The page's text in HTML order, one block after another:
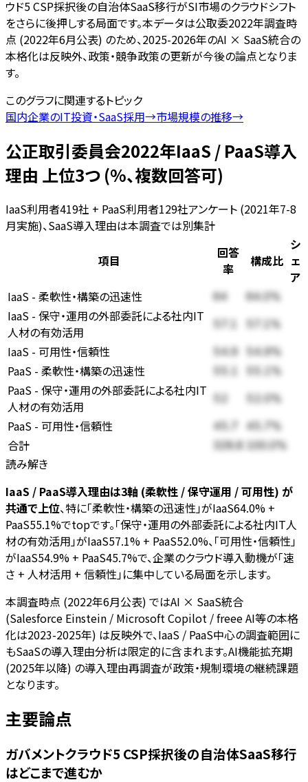
ウド5 CSP採択後の自治体SaaS移行がSI市場のクラウドシフト
をさらに後押しする局面です。本データは公取委2022年調査時
点 (2022年6月公表) のため、2025-2026年のAI × SaaS統合の
本格化は反映外、政策・競争政策の更新が今後の論点となりま
す。
このグラフに関連するトピック
国内企業のIT投資・SaaS採用→市場規模の推移→
公正取引委員会2022年IaaS / PaaS導入
理由 上位3つ (%、複数回答可)
IaaS利用者419社 + PaaS利用者129社アンケート (2021年7-8
月実施)、SaaS導入理由は本調査では別集計
項目
回答
率
構成比
シ
ェ
ア
IaaS - 柔軟性・構築の迅速性
64 64.0%
IaaS - 保守・運用の外部委託による社内IT
人材の有効活用
%
IaaS - 可用性・信頼性 54.9 54.9%
PaaS - 柔軟性・構築の迅速性 %
PaaS - 保守・運用の外部委託による社内IT
人材の有効活用
52.0%
PaaS - 可用性・信頼性 45.7 45.7%
合計 328.8 100.0%
読み解き
IaaS / PaaS導入理由は3軸 (柔軟性 / 保守運用 / 可用性) が
共通で上位、特に「柔軟性・構築の迅速性」がIaaS64.0% +
PaaS55.1%でtopです。「保守・運用の外部委託による社内IT人
材の有効活用」がIaaS57.1% + PaaS52.0%、「可用性・信頼性」
がIaaS54.9% + PaaS45.7%で、企業のクラウド導入動機が「速
さ + 人材活用 + 信頼性」に集中している局面を示します。
本調査時点 (2022年6月公表) ではAI × SaaS統合
(Salesforce Einstein / Microsoft Copilot / freee AI等の本格
化は2023-2025年) は反映外で、IaaS / PaaS中心の調査範囲に
もSaaSの導入理由分析は限定的に含まれます。AI機能拡充期
(2025年以降) の導入理由再調査が政策・規制環境の継続課題
となります。
主要論点
ガバメントクラウド5 CSP採択後の自治体SaaS移行
はどこまで進むか